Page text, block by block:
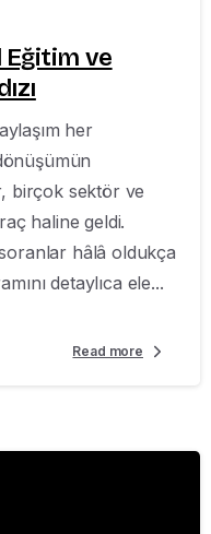
ve
her
birçok sektör ve
haline geldi.
hâlâ oldukça
detaylıca ele...
Read more